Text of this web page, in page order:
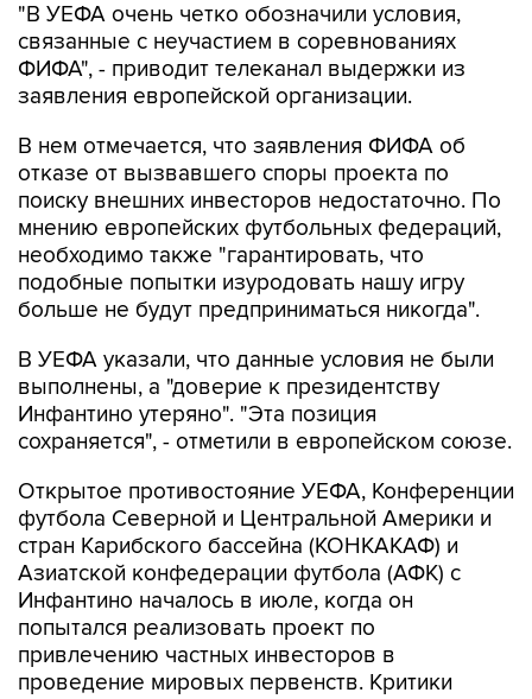
"В УЕФА очень четко обозначили условия,
связанные с неучастием в соревнованиях
ФИФА", - приводит телеканал выдержки из
заявления европейской организации.
В нем отмечается, что заявления ФИФА об
отказе от вызвавшего споры проекта по
поиску внешних инвесторов недостаточно. По
мнению европейских футбольных федераций,
необходимо также "гарантировать, что
подобные попытки изуродовать нашу игру
больше не будут предприниматься никогда".
В УЕФА указали, что данные условия не были
выполнены, а "доверие к президентству
Инфантино утеряно". "Эта позиция
сохраняется", - отметили в европейском союзе.
Открытое противостояние УЕФА, Конференции
футбола Северной и Центральной Америки и
стран Карибского бассейна (КОНКАКАФ) и
Азиатской конфедерации футбола (АФК) с
Инфантино началось в июле, когда он
попытался реализовать проект по
привлечению частных инвесторов в
проведение мировых первенств. Критики